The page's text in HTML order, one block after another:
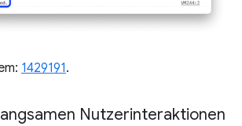
1429191.
Nutzerinteraktionen